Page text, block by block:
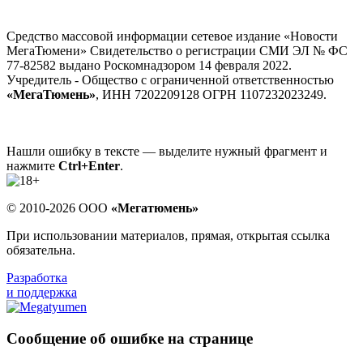
Средство массовой информации сетевое издание «Новости
МегаТюмени» Свидетельство о регистрации СМИ ЭЛ № ФС
77-82582 выдано Роскомнадзором 14 февраля 2022.
Учредитель - Общество с ограниченной ответственностью
«МегаТюмень», ИНН 7202209128 ОГРН 1107232023249.
Нашли ошибку в тексте — выделите нужный фрагмент и
нажмите Ctrl+Enter.
© 2010-2026 ООО «Мегатюмень»
При использовании материалов, прямая, открытая ссылка
обязательна.
Разработка
и поддержка
Сообщение об ошибке на странице